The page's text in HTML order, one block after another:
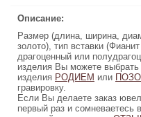
Описание:
Размер (длина, ширина,
золото), тип вставки
драгоценный или
изделия Вы можете
изделия РОДИЕМ или
гравировку.
Если Вы делаете заказ
первый раз и сомневаетесь
Размер (длина,
золото), тип вставки
драгоценный или
изделия Вы можете
, так же можно сделать
Если Вы делаете заказ
первый раз и